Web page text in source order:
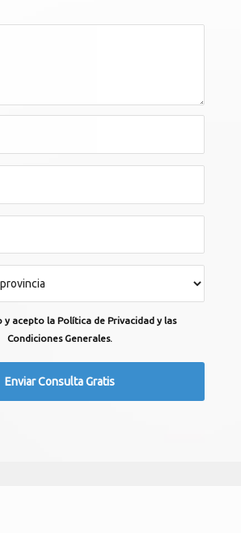
y acepto la Política de Privacidad y las
Condiciones Generales.